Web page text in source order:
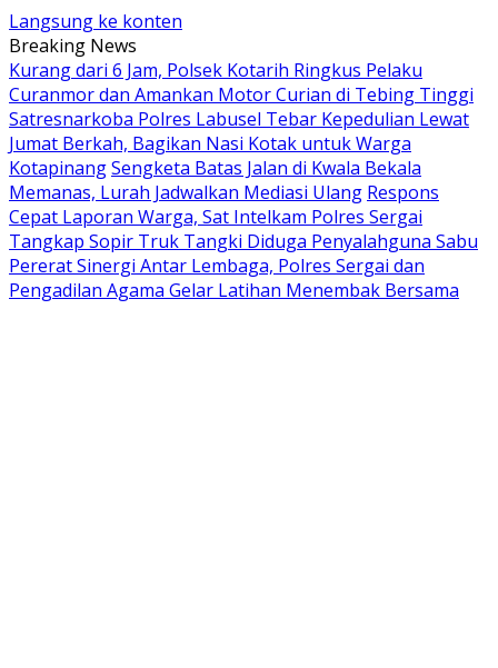
Langsung ke konten
Breaking News
Kurang dari 6 Jam, Polsek Kotarih Ringkus Pelaku
Curanmor dan Amankan Motor Curian di Tebing Tinggi
Satresnarkoba Polres Labusel Tebar Kepedulian Lewat
Jumat Berkah, Bagikan Nasi Kotak untuk Warga
KotapinangSengketa Batas Jalan di Kwala Bekala
Memanas, Lurah Jadwalkan Mediasi Ulang Respons
Cepat Laporan Warga, Sat Intelkam Polres Sergai
Tangkap Sopir Truk Tangki Diduga Penyalahguna Sabu
Pererat Sinergi Antar Lembaga, Polres Sergai dan
Pengadilan Agama Gelar Latihan Menembak Bersama